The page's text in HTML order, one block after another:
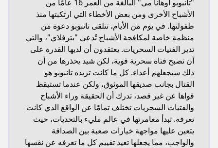
"تانبوبو أوهانا مي" البالغة من العمر 16 عامًا من
الأشباح الأخرى ومن بعض الأخطاء التي ارتكبتها منذ
طفولتها. في يوم من الأيام، تتلقى تانبوبو دعوة من
منظمة خاصة لمكافحة الأشباح تُدعى "بترفلاي"، والتي
تدير الفتيات السحريات. يعتقدون أن لديها القدرة على
أن تصبح فتاة سحرية قوية، لكن شيد يحذرها من أن
ذلك سيجعلهم أعداء. كل ما كانت تريده تانبوبو هو
القتال بجانب صديقها الموثوق، ولكن عندما تستيقظ
قواها عن غير قصد، تدرك أن الحقيقة وراء الأشباح
والفتيات السحريات تختلف تمامًا عن الواقع الذي كانت
تعرفه. تبدأ مغامرتها في عالم مليء بالتحديات، حيث
يتعين عليها مواجهة خيارات صعبة بين الصداقة
والواجب، مما يجعلها تعيد تقييم كل ما تعرفه عن نفسها